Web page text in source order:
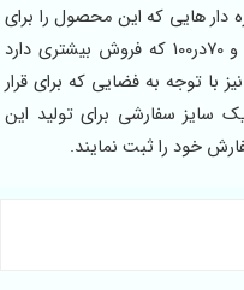
دارد. مغازه دار هایی که این محصول را برای
فروش تهیه می کنند بیشتر سایز 50در70 و 70در100 که فروش بیشتری دارد
با توجه به فضایی که برای قرار
سایز سفارشی برای تولید این
خود را ثبت نمایند.